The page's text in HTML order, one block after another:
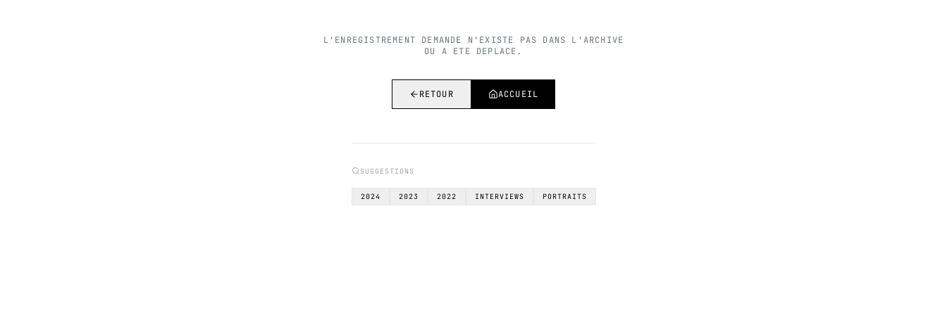
L'ENREGISTREMENT DEMANDE N'EXISTE PAS DANS L'ARCHIVE
OU A ETE DEPLACE.
RETOUR ACCUEIL
SUGGESTIONS
2024 2023 2022 INTERVIEWS PORTRAITS